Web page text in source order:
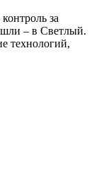
за
– в Светлый.
технологий,